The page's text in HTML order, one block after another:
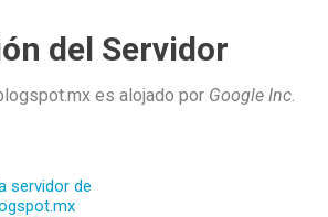
del Servidor
es alojado por Google Inc.
servidor de